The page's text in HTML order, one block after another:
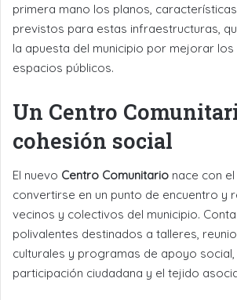
primera mano los planos,
previstos para estas infraestructuras,
la apuesta del municipio por mejorar
espacios públicos.
Un Centro
cohesión social
El nuevo Centro Comunitario nace con
convertirse en un punto de encuentro y
vecinos y colectivos del municipio.
polivalentes destinados a talleres,
culturales y programas de apoyo
participación ciudadana y el tejido